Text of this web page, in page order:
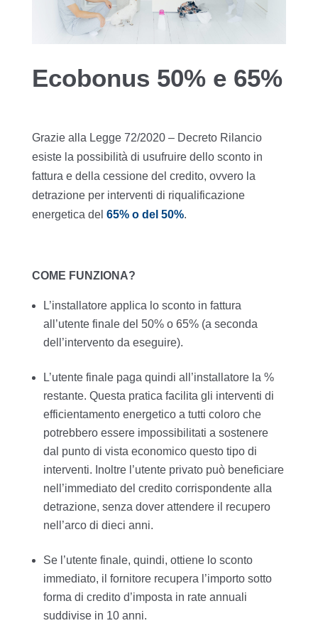
Ecobonus 50% e 65%
Grazie alla Legge 72/2020 – Decreto Rilancio
esiste la possibilità di usufruire dello sconto in
fattura e della cessione del credito, ovvero la
detrazione per interventi di riqualificazione
energetica del 65% o del 50%.
COME FUNZIONA?
L’installatore applica lo sconto in fattura
all’utente finale del 50% o 65% (a seconda
dell’intervento da eseguire).
L’utente finale paga quindi all’installatore la %
restante. Questa pratica facilita gli interventi di
efficientamento energetico a tutti coloro che
potrebbero essere impossibilitati a sostenere
dal punto di vista economico questo tipo di
interventi. Inoltre l’utente privato può beneficiare
nell’immediato del credito corrispondente alla
detrazione, senza dover attendere il recupero
nell’arco di dieci anni.
Se l’utente finale, quindi, ottiene lo sconto
immediato, il fornitore recupera l’importo sotto
forma di credito d’imposta in rate annuali
suddivise in 10 anni.